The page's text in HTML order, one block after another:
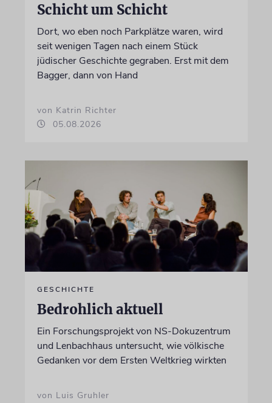
Schicht um Schicht
Dort, wo eben noch Parkplätze waren, wird
seit wenigen Tagen nach einem Stück
jüdischer Geschichte gegraben. Erst mit dem
Bagger, dann von Hand
von Katrin Richter
05.08.2026
GESCHICHTE
Bedrohlich aktuell
Ein Forschungsprojekt von NS-Dokuzentrum
und Lenbachhaus untersucht, wie völkische
Gedanken vor dem Ersten Weltkrieg wirkten
von Luis Gruhler